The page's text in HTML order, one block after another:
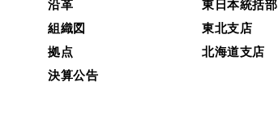
沿革
組織図
拠点
決算公告
東日本統括部
東北支店
北海道支店